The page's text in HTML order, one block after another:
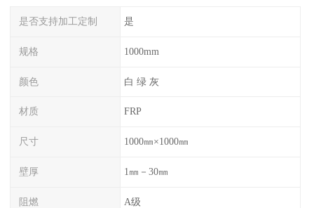
是否支持加工定制 是
规格 1000mm
颜色 白 绿 灰
材质 FRP
尺寸 1000㎜×1000㎜
壁厚 1㎜－30㎜
阻燃 A级